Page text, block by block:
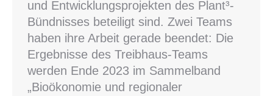
und Entwicklungsprojekten des Plant³-
Bündnisses beteiligt sind. Zwei Teams
haben ihre Arbeit gerade beendet: Die
Ergebnisse des Treibhaus-Teams
werden Ende 2023 im Sammelband
„Bioökonomie und regionaler